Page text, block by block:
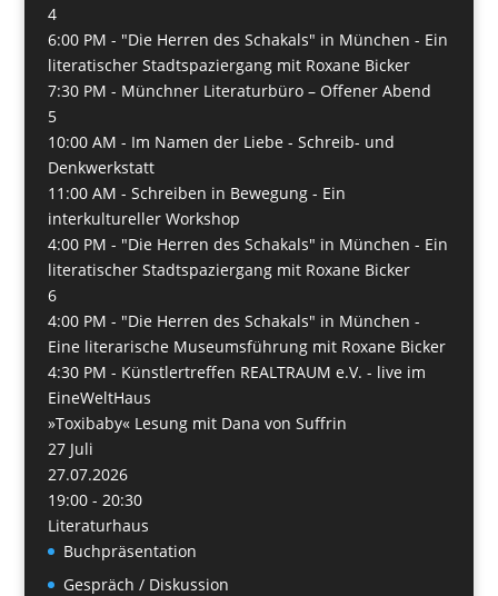
4
6:00 PM - "Die Herren des Schakals" in München - Ein
literatischer Stadtspaziergang mit Roxane Bicker
7:30 PM - Münchner Literaturbüro – Offener Abend
5
10:00 AM - Im Namen der Liebe - Schreib- und
Denkwerkstatt
11:00 AM - Schreiben in Bewegung - Ein
interkultureller Workshop
4:00 PM - "Die Herren des Schakals" in München - Ein
literatischer Stadtspaziergang mit Roxane Bicker
6
4:00 PM - "Die Herren des Schakals" in München -
Eine literarische Museumsführung mit Roxane Bicker
4:30 PM - Künstlertreffen REALTRAUM e.V. - live im
EineWeltHaus
»Toxibaby« Lesung mit Dana von Suffrin
27 Juli
27.07.2026
19:00 - 20:30
Literaturhaus
Buchpräsentation
Gespräch / Diskussion